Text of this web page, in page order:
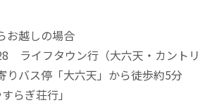
お越しの場合
ライフタウン行（大六天・カントリ
バス停「大六天」から徒歩約5分
らぎ荘行」